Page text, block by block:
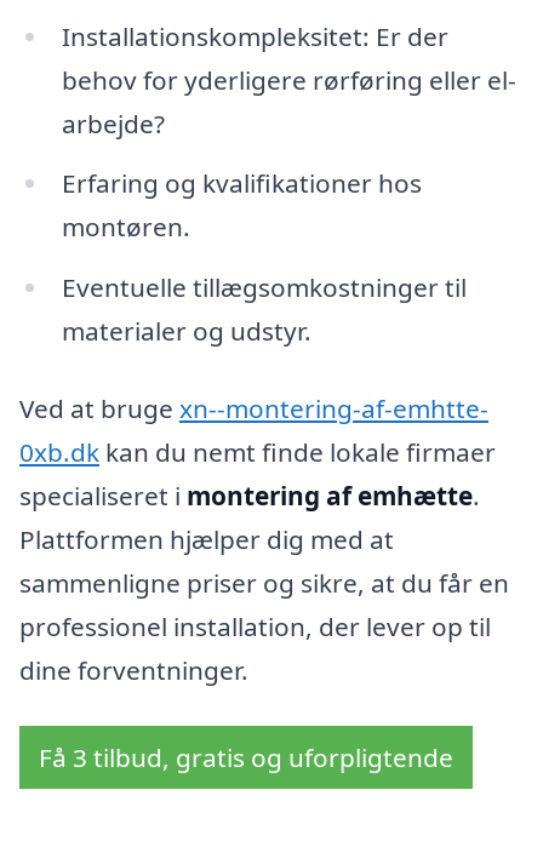
Installationskompleksitet: Er der
behov for yderligere rørføring eller el-
arbejde?
Erfaring og kvalifikationer hos
montøren.
Eventuelle tillægsomkostninger til
materialer og udstyr.
Ved at bruge xn--montering-af-emhtte-
0xb.dk kan du nemt finde lokale firmaer
specialiseret i montering af emhætte.
Plattformen hjælper dig med at
sammenligne priser og sikre, at du får en
professionel installation, der lever op til
dine forventninger.
Få 3 tilbud, gratis og uforpligtende